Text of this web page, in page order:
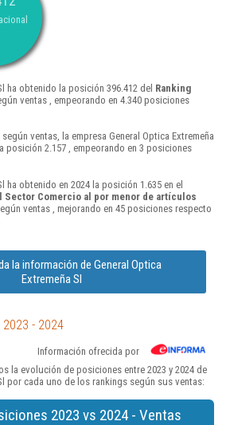
ha obtenido la posición 396.412 del Ranking
ventas , empeorando en 4.340 posiciones
según ventas, la empresa General Optica Extremeña
posición 2.157 , empeorando en 3 posiciones
ha obtenido en 2024 la posición 1.635 en el
Sector Comercio al por menor de artículos
ventas , mejorando en 45 posiciones respecto
la información de General Optica
Extremeña Sl
- 2024
Información ofrecida por
la evolución de posiciones entre 2023 y 2024 de
por cada uno de los rankings según sus ventas:
2023 vs 2024 - Ventas